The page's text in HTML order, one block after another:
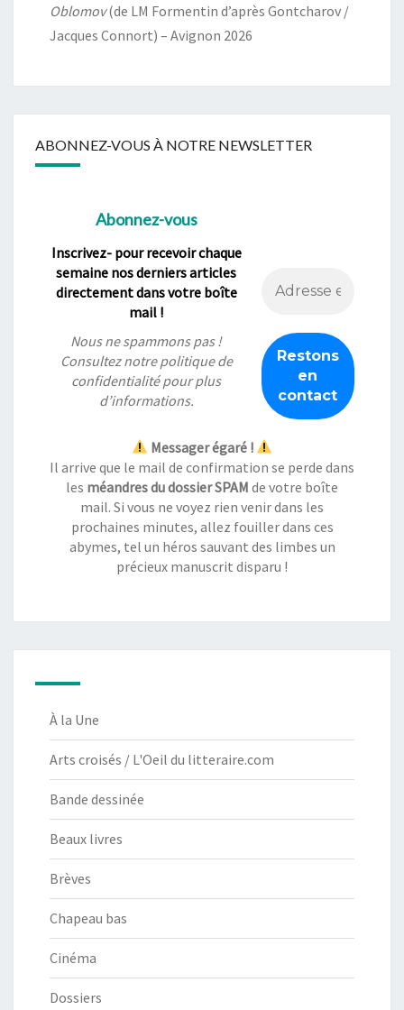
Oblomov(de LM Formentin d’après Gontcharov /
Jacques Connort) – Avignon 2026
ABONNEZ-VOUS À NOTRE NEWSLETTER
Abonnez-vous
Inscrivez- pour recevoir chaque
semaine nos derniers articles
directement dans votre boîte
mail !
Nous ne spammons pas !
Consultez notrepolitique de
confidentialitépour plus
d’informations.
Messager égaré !
Il arrive que le mail de confirmation se perde dans
les méandres du dossier SPAM de votre boîte
mail. Si vous ne voyez rien venir dans les
prochaines minutes, allez fouiller dans ces
abymes, tel un héros sauvant des limbes un
précieux manuscrit disparu !
À la Une
Arts croisés / L'Oeil du litteraire.com
Bande dessinée
Beaux livres
Brèves
Chapeau bas
Cinéma
Dossiers